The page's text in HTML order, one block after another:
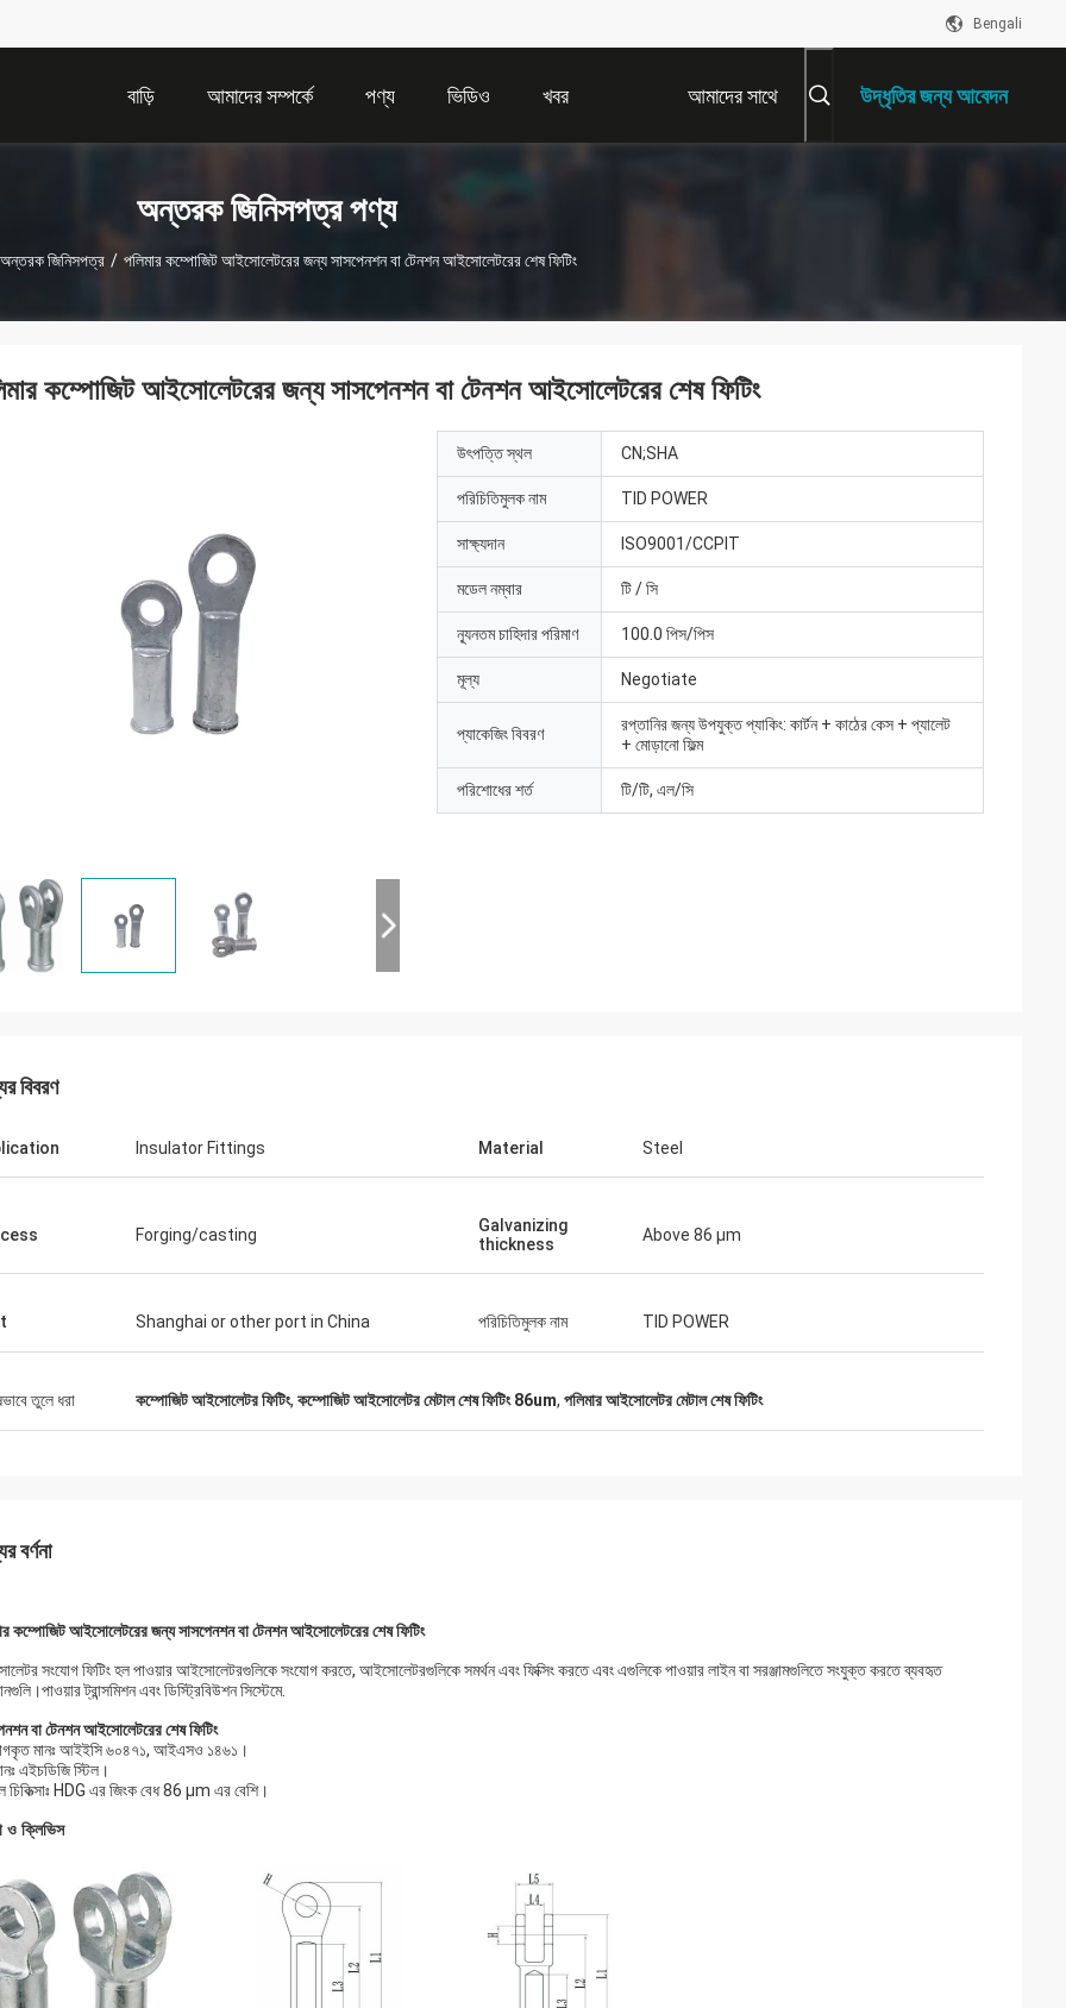
Bengali
বাড়ি আমাদের সম্পর্কে পণ্য ভিডিও খবর আমাদের সাথে উদ্ধৃতির জন্য আবেদন
অন্তরক জিনিসপত্র পণ্য
অন্তরক জিনিসপত্র / পলিমার কম্পোজিট আইসোলেটরের জন্য সাসপেনশন বা টেনশন আইসোলেটরের শেষ ফিটিং
এডসন পলি জুনিয়র
এখন একটি কার্যকারিতা
এডসন পলি জুনিয়র
চমৎকার উজ্জ্বলতা, এখন একটি কার্যকারিতা
সিনথিয়া জেইন
কম্পোজিট আইসোলেটরের জন্য সাসপেনশন বা টেনশন আইসোলেটরের শেষ ফিটিং
উৎপত্তি স্থল CN;SHA
পরিচিতিমুলক নাম TID POWER
সাক্ষ্যদান ISO9001/CCPIT
মডেল নম্বার টি / সি
ন্যূনতম চাহিদার পরিমাণ 100.0 পিস/পিস
মূল্য Negotiate
প্যাকেজিং বিবরণ
রপ্তানির জন্য উপযুক্ত প্যাকিং: কার্টন + কাঠের কেস + প্যালেট
+ মোড়ানো ফিল্ম
পরিশোধের শর্ত টি/টি, এল/সি
বিবরণ
Insulator Fittings Material Steel
Forging/casting
Galvanizing
thickness
Above 86 μm
Shanghai or other port in China পরিচিতিমুলক নাম TID POWER
তুলে ধরা কম্পোজিট আইসোলেটর ফিটিং, কম্পোজিট আইসোলেটর মেটাল শেষ ফিটিং 86um, পলিমার আইসোলেটর মেটাল শেষ ফিটিং
বর্ণনা
কম্পোজিট আইসোলেটরের জন্য সাসপেনশন বা টেনশন আইসোলেটরের শেষ ফিটিং
সংযোগ ফিটিং হল পাওয়ার আইসোলেটরগুলিকে সংযোগ করতে, আইসোলেটরগুলিকে সমর্থন এবং ফিক্সিং করতে এবং এগুলিকে পাওয়ার লাইন বা সরঞ্জামগুলিতে সংযুক্ত করতে ব্যবহৃত
ট্রান্সমিশন এবং ডিস্ট্রিবিউশন সিস্টেমে.
বা টেনশন আইসোলেটরের শেষ ফিটিং
মানঃ আইইসি ৬০৪৭১, আইএসও ১৪৬১।
এইচডিজি স্টিল।
চিকিত্সাঃ HDG এর জিংক বেধ 86 μm এর বেশি।
ও ক্লিভিস